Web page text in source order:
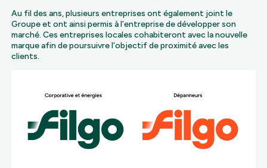
Au fil des ans, plusieurs entreprises ont également joint le
Groupe et ont ainsi permis à l’entreprise de développer son
marché. Ces entreprises locales cohabiteront avec la nouvelle
marque afin de poursuivre l’objectif de proximité avec les
clients.